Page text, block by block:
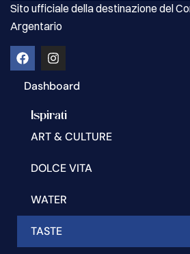
Sito ufficiale della destinazione del
Argentario
Dashboard
Ispirati
ART & CULTURE
DOLCE VITA
WATER
TASTE